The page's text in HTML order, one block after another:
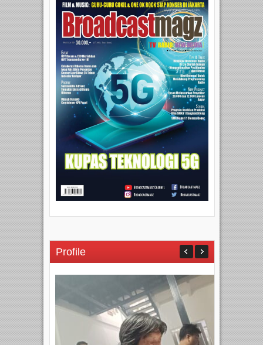
Profile